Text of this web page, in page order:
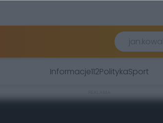
Informacje112PolitykaSport